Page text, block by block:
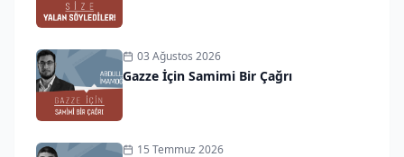
03 Ağustos 2026
Gazze İçin Samimi Bir Çağrı
15 Temmuz 2026